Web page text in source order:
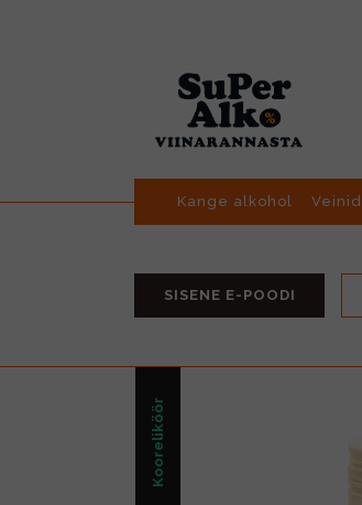
Kange alkohol Veinid
SISENE E-POODI
Kooreliköör